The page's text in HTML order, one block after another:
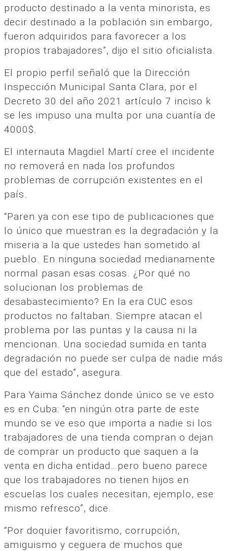
producto destinado a la venta minorista, es
decir destinado a la población sin embargo,
fueron adquiridos para favorecer a los
propios trabajadores”, dijo el sitio oficialista.
El propio perfil señaló que la Dirección
Inspección Municipal Santa Clara, por el
Decreto 30 del año 2021 artículo 7 inciso k
se les impuso una multa por una cuantía de
4000$.
El internauta Magdiel Martí cree el incidente
no removerá en nada los profundos
problemas de corrupción existentes en el
país.
“Paren ya con ese tipo de publicaciones que
lo único que muestran es la degradación y la
miseria a la que ustedes han sometido al
pueblo. En ninguna sociedad medianamente
normal pasan esas cosas. ¿Por qué no
solucionan los problemas de
desabastecimiento? En la era CUC esos
productos no faltaban. Siempre atacan el
problema por las puntas y la causa ni la
mencionan. Una sociedad sumida en tanta
degradación no puede ser culpa de nadie más
que del estado”, asegura.
Para Yaima Sánchez donde único se ve esto
es en Cuba: “en ningún otra parte de este
mundo se ve eso que importa a nadie si los
trabajadores de una tienda compran o dejan
de comprar un producto que saquen a la
venta en dicha entidad…pero bueno parece
que los trabajadores no tienen hijos en
escuelas los cuales necesitan, ejemplo, ese
mismo refresco”, dice.
“Por doquier favoritismo, corrupción,
amiguismo y ceguera de muchos que